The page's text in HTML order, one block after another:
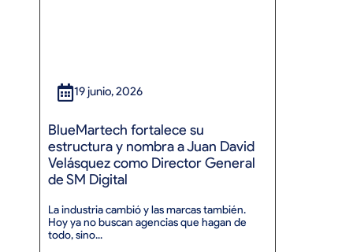
19 junio, 2026
BlueMartech fortalece su
estructura y nombra a Juan David
Velásquez como Director General
de SM Digital
La industria cambió y las marcas también.
Hoy ya no buscan agencias que hagan de
todo, sino...